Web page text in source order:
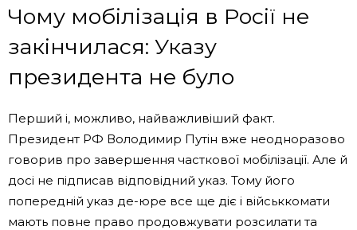
Чому мобілізація в Росії не
закінчилася: Указу
президента не було
Перший і, можливо, найважливіший факт.
Президент РФ Володимир Путін вже неодноразово
говорив про завершення часткової мобілізації. Але й
досі не підписав відповідний указ. Тому його
попередній указ де-юре все ще діє і військкомати
мають повне право продовжувати розсилати та